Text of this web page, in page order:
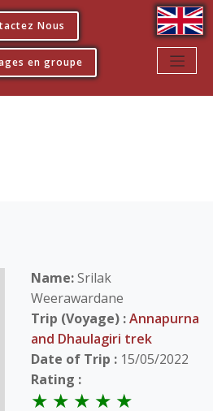
Nous
en groupe
Name:Srilak
Weerawardane
Trip (Voyage) :Annapurna
and Dhaulagiri trek
Date of Trip : 15/05/2022
Rating :